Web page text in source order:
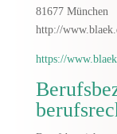
81677 München
http://
https://